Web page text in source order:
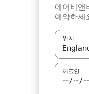
에어비앤
예약하세
위치
결과가
체크인